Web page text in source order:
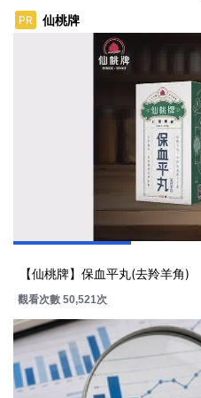
PR 仙桃牌
【仙桃牌】保血平丸(去羚羊角)
觀看次數 50,521次